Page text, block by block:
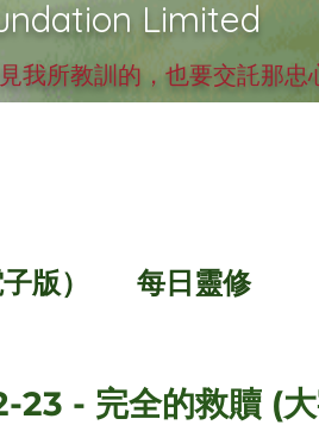
Limited
我所教訓的，也要交託那
版） 每日靈修
23 - 完全的救贖 (